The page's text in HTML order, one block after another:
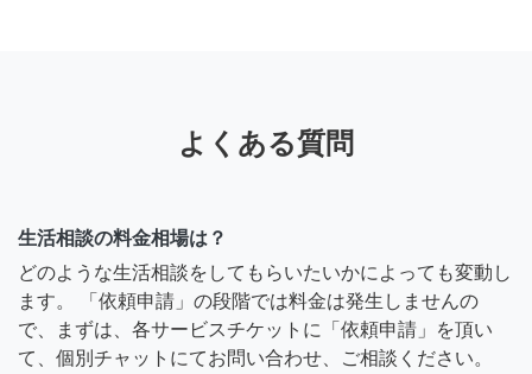
よくある質問
生活相談の料金相場は？
どのような生活相談をしてもらいたいかによっても変動し
ます。 「依頼申請」の段階では料金は発生しませんの
で、まずは、各サービスチケットに「依頼申請」を頂い
て、個別チャットにてお問い合わせ、ご相談ください。